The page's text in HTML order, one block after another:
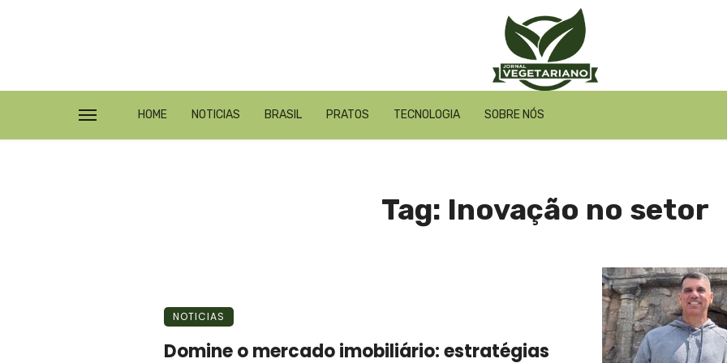
HOME NOTICIAS BRASIL PRATOS TECNOLOGIA SOBRE NÓS
Tag: Inovação no setor
NOTICIAS
Domine o mercado imobiliário: estratégias